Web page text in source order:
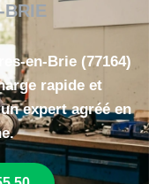
BRIE
en-Brie (77164)
rapide et
expert agréé en